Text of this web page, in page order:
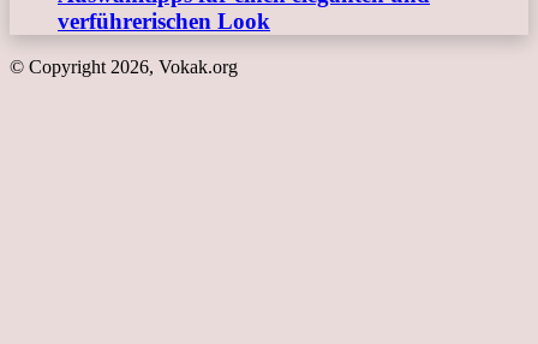
verführerischen Look
© Copyright 2026, Vokak.org